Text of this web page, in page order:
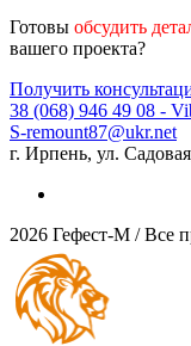
Готовы обсудить
вашего проекта?
Получить
38 (068) 946 49 08 -
S-remount87@ukr.net
г. Ирпень, ул.
2026 Гефест-М / Все